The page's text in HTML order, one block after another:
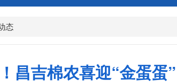
态
昌吉棉农喜迎“金蛋蛋